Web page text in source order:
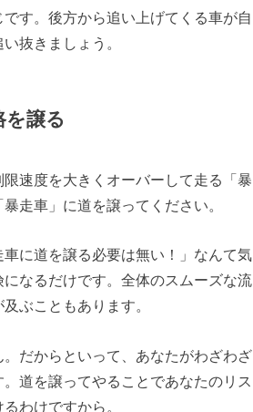
す。後方から追い上げてくる車が自
抜きましょう。
譲る
速度を大きくオーバーして走る「暴
走車」に道を譲ってください。
に道を譲る必要は無い！」なんて気
なるだけです。全体のスムーズな流
ぶこともあります。
だからといって、あなたがわざわざ
道を譲ってやることであなたのリス
わけですから。